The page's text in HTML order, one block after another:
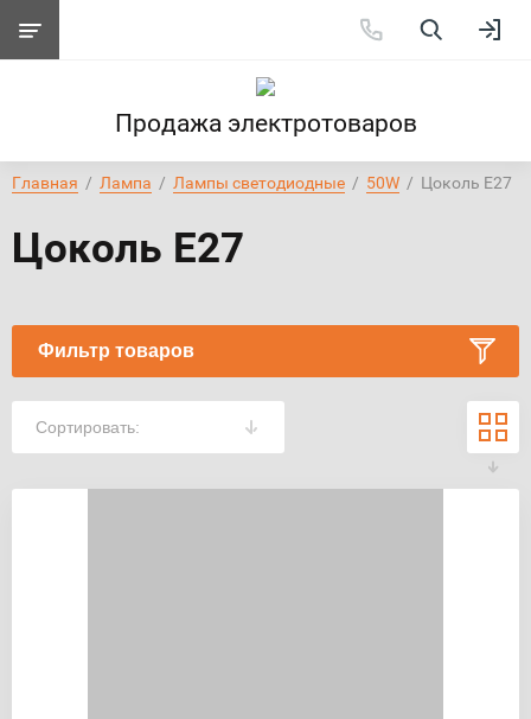
Продажа электротоваров
Главная
  /
Лампа
  /
Лампы светодиодные
  /
50W
  /  Цоколь Е27
Цоколь Е27
Фильтр товаров
Сортировать: